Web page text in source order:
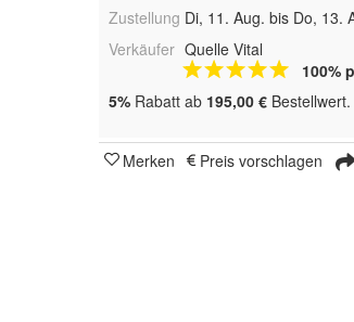
Zustellung Di, 11. Aug. bis Do, 13.
Verkäufer Quelle Vital
100%
5% Rabatt ab 195,00 € Bestellwert.
Merken Preis vorschlagen